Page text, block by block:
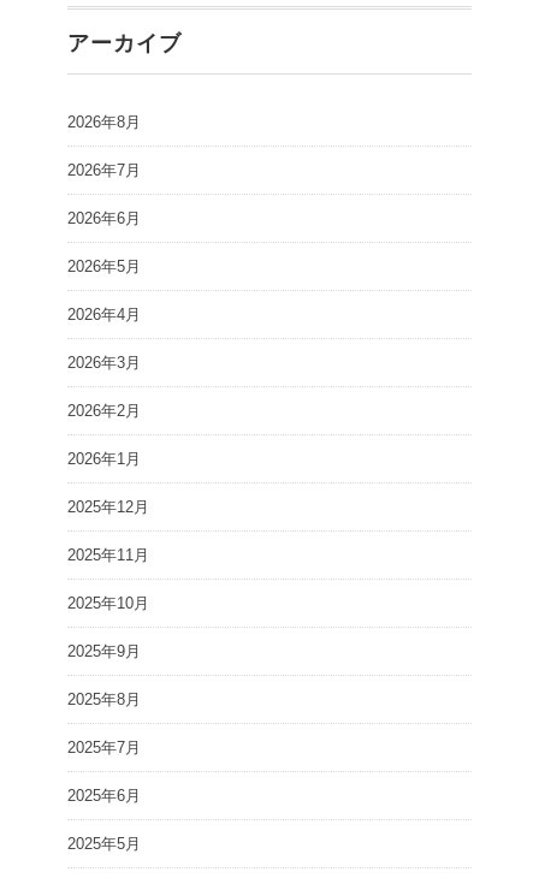
アーカイブ
2026年8月
2026年7月
2026年6月
2026年5月
2026年4月
2026年3月
2026年2月
2026年1月
2025年12月
2025年11月
2025年10月
2025年9月
2025年8月
2025年7月
2025年6月
2025年5月